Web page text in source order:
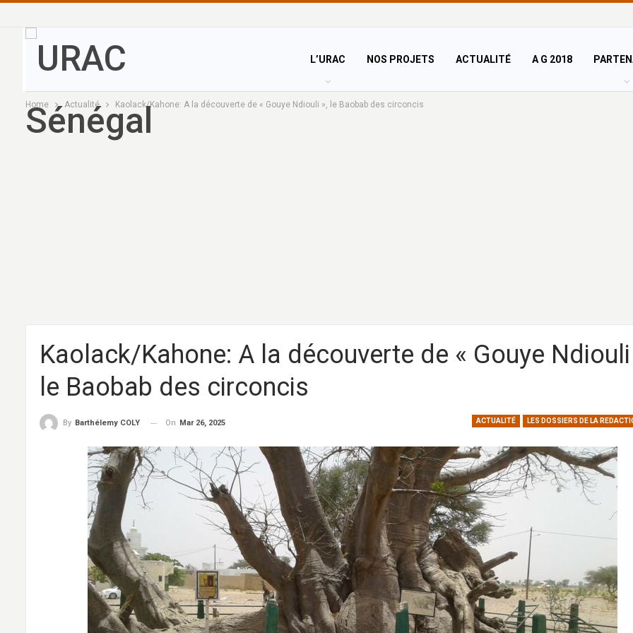
L’URAC NOS PROJETS ACTUALITÉ A G 2018
Home Actualité Kaolack/Kahone: A la découverte de « Gouye Ndiouli », le Baobab des circoncis
Kaolack/Kahone: A la découverte de « Gouye Ndiouli
le Baobab des circoncis
ACTUALITÉ LES DOSSIERS DE LA
By Barthélemy COLY On Mar 26, 2025